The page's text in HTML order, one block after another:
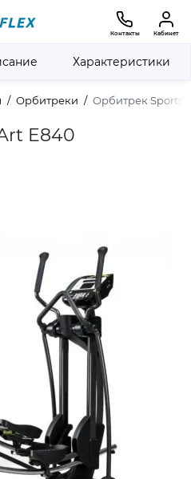
Контакты Кабинет
Орбитреки Орбитрек
E840
Характеристики